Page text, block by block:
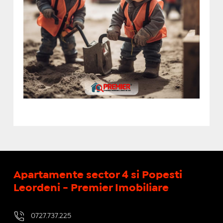
Apartamente sector 4 si Popesti
Leordeni - Premier Imobiliare
0727.737.225